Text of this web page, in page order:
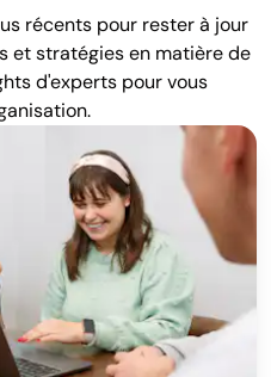
récents pour rester à jour
et stratégies en matière de
d'experts pour vous